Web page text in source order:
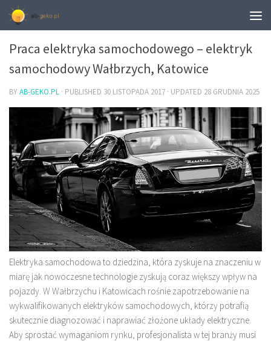
MOTORYZACJA
Praca elektryka samochodowego – elektryk
samochodowy Wałbrzych, Katowice
BYAB-GEKO.PL · PUBLISHED 30 LISTOPADA 2017 · UPDATED 28 GRUDNIA 2025
Elektryka samochodowa to dziedzina, która zyskuje na znaczeniu w
miarę jak nowoczesne technologie zyskują coraz większy wpływ na
pojazdy. W Wałbrzychu i Katowicach rośnie zapotrzebowanie na
wykwalifikowanych elektryków samochodowych, którzy potrafią
skutecznie diagnozować i naprawiać złożone układy elektryczne.
Aby sprostać wymaganiom rynku, profesjonalista w tej branży musi